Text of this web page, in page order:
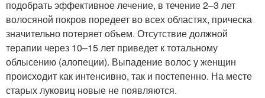
подобрать эффективное лечение, в течение 2–3 лет
волосяной покров поредеет во всех областях, прическа
значительно потеряет объем. Отсутствие должной
терапии через 10–15 лет приведет к тотальному
облысению (алопеции). Выпадение волос у женщин
происходит как интенсивно, так и постепенно. На месте
старых луковиц новые не появляются.